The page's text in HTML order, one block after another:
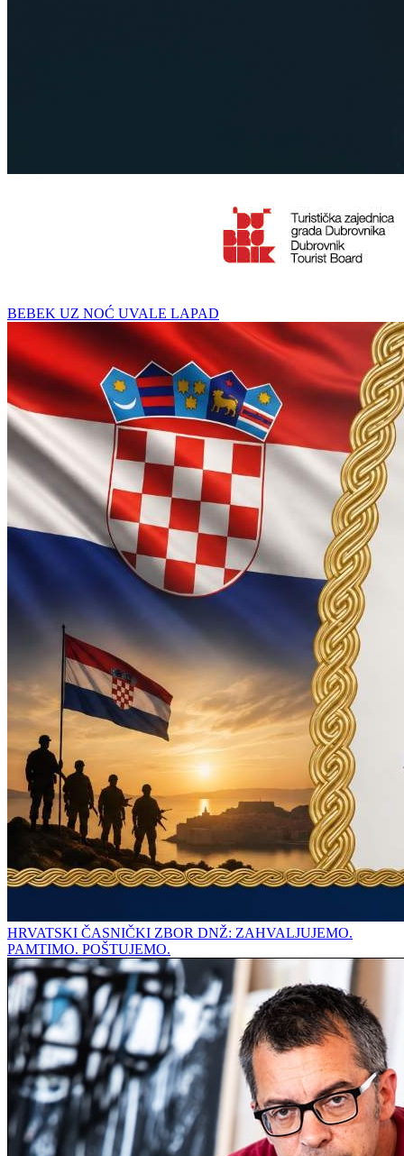
BEBEK UZ NOĆ UVALE LAPAD
HRVATSKI ČASNIČKI ZBOR DNŽ: ZAHVALJUJEMO.
PAMTIMO. POŠTUJEMO.